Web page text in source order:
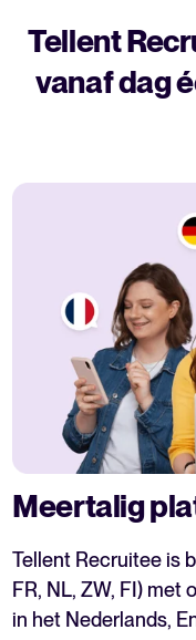
Tellent
vanaf dag
Meertalig
Tellent Recruitee is
FR, NL, ZW, FI)
in het Nederlands,